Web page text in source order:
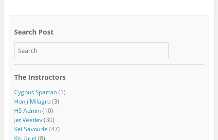
Search Post
The Instructors
Cygnus Spartan(1)
Honji Milagro(3)
HS Admin(10)
Jet Veetlev(30)
Kei Savourie (47)
Kis Uriel (8)